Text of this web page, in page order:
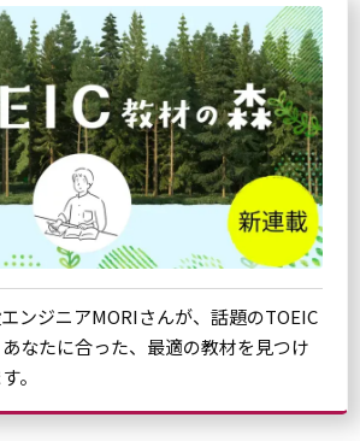
ンジニアMORIさんが、話題のTOEIC
なたに合った、最適の教材を見つけ
。